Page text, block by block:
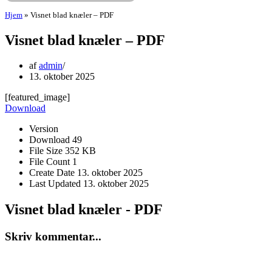
Hjem » Visnet blad knæler – PDF
Visnet blad knæler – PDF
afadmin
13. oktober 2025
[featured_image]
Download
Version
Download 49
File Size 352 KB
File Count 1
Create Date 13. oktober 2025
Last Updated 13. oktober 2025
Visnet blad knæler - PDF
Skriv kommentar...